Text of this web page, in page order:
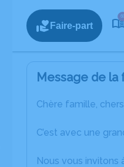
Faire-part
60
Message de la
Chère famille,
C’est avec une
Nous vous